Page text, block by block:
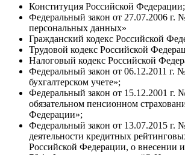
Конституция Российской Федерации;
Федеральный закон от 27.07.2006
персональных данных»
Гражданский кодекс Российской
Трудовой кодекс Российской
Налоговый кодекс Российской
Федеральный закон от 06.12.2011 г.
бухгалтерском учете»;
Федеральный закон от 15.12.2001
обязательном пенсионном
Федерации»;
Федеральный закон от 13.07.2015
деятельности кредитных
Российской Федерации, о внесении